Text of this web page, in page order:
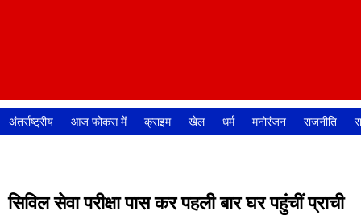
अंतर्राष्ट्रीय आज फोकस में क्राइम खेल धर्म मनोरंजन राजनीति
सिविल सेवा परीक्षा पास कर पहली बार घर पहुंचीं प्राची